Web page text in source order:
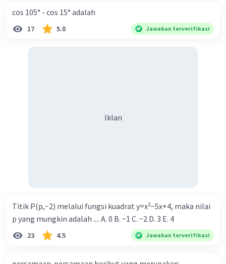
cos 105° - cos 15° adalah
17 5.0 Jawaban terverifikasi
Iklan
Titik P(p,−2) melalui fungsi kuadrat y=x²−5x+4, maka nilai
p yang mungkin adalah .... A. 0 B. −1 C. −2 D. 3 E. 4
23 4.5 Jawaban terverifikasi